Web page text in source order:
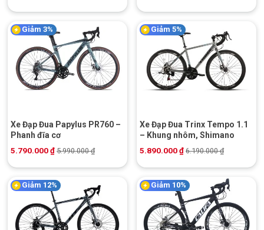
Giảm 3%
Xe Đạp Đua Papylus PR760 –
Phanh đĩa cơ
5.790.000₫ 5.990.000₫
Giảm 5%
Xe Đạp Đua Trinx Tempo 1.1
– Khung nhôm, Shimano
5.890.000₫ 6.190.000₫
Giảm 12% Giảm 10%